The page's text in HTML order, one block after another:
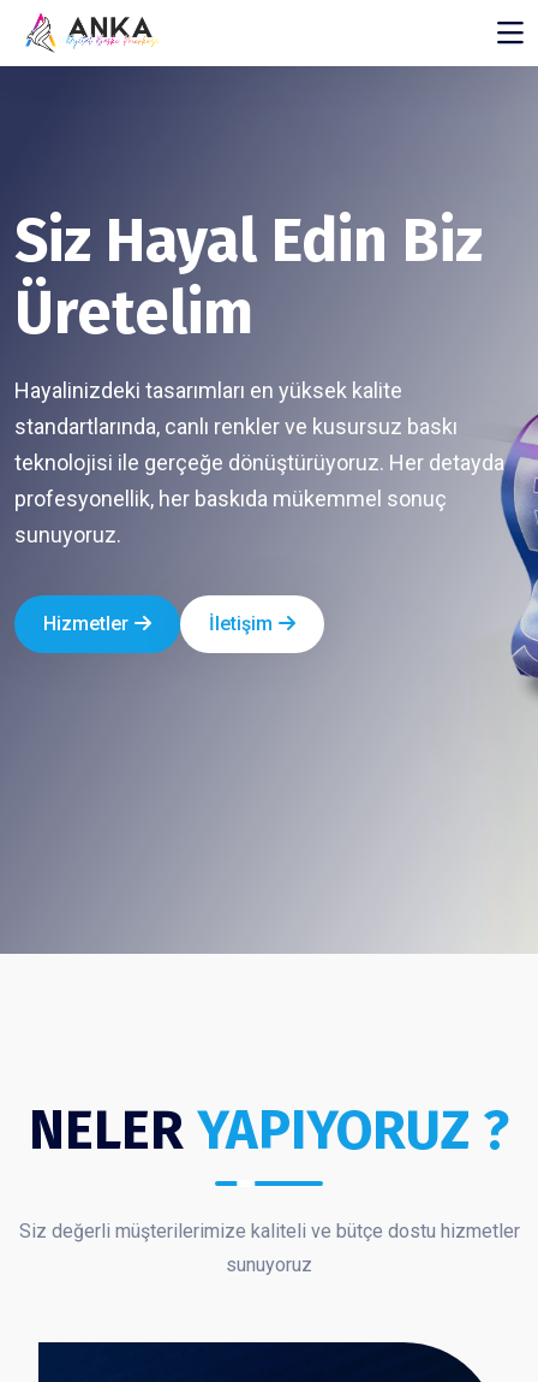
Siz Hayal Edin Biz
Üretelim
Hayalinizdeki tasarımları en yüksek kalite
standartlarında, canlı renkler ve kusursuz baskı
teknolojisi ile gerçeğe dönüştürüyoruz. Her detayda
profesyonellik, her baskıda mükemmel sonuç
sunuyoruz.
Hizmetler İletişim
NELER YAPIYORUZ ?
Siz değerli müşterilerimize kaliteli ve bütçe dostu hizmetler
sunuyoruz